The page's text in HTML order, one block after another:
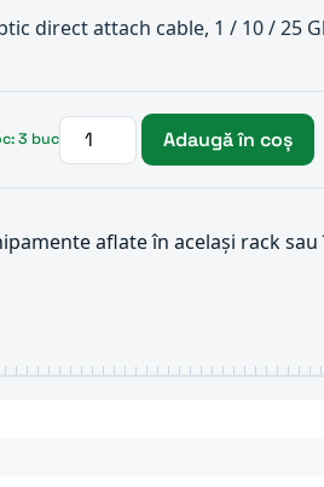
direct attach cable, 1 / 10 / 25
3 buc Adaugă în coș
aflate în același rack sau